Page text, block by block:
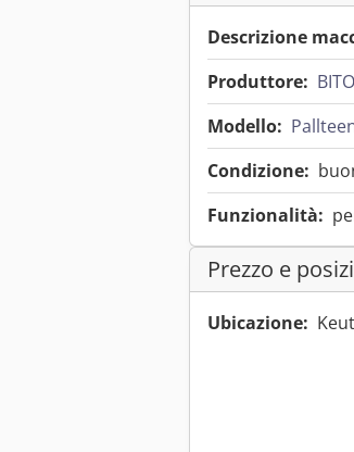
Descrizione
Produttore: BITO
Modello:
Condizione:
Funzionalità:
Prezzo e
Ubicazione: